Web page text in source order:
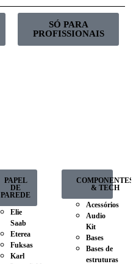
SÓ PARA
PROFISSIONAIS
PAPEL
DE
PAREDE
Elie
Saab
Eterea
Fuksas
Karl
COMPONENTES
& TECH
Acessórios
Audio
Kit
Bases
Bases de
estruturas